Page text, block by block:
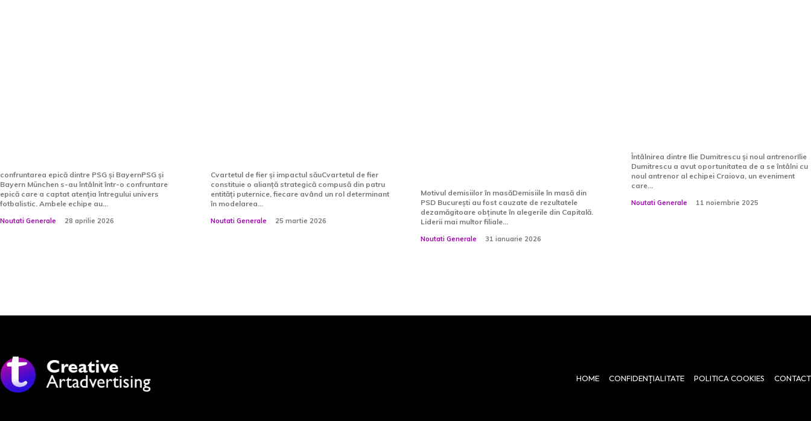
confruntarea epică dintre PSG și BayernPSG și
Bayern München s-au întâlnit într-o confruntare
epică care a captat atenția întregului univers
fotbalistic. Ambele echipe au...
Noutati Generale 28 aprilie 2026
Cvartetul de fier și impactul săuCvartetul de fier
constituie o alianță strategică compusă din patru
entități puternice, fiecare având un rol determinant
în modelarea...
Noutati Generale 25 martie 2026
Motivul demisiilor în masăDemisiile în masă din
PSD București au fost cauzate de rezultatele
dezamăgitoare obținute în alegerile din Capitală.
Liderii mai multor filiale...
Noutati Generale 31 ianuarie 2026
Întâlnirea dintre Ilie Dumitrescu și noul antrenorIlie
Dumitrescu a avut oportunitatea de a se întâlni cu
noul antrenor al echipei Craiova, un eveniment
care...
Noutati Generale 11 noiembrie 2025
HOME CONFIDENȚIALITATE POLITICA COOKIES CONTACT